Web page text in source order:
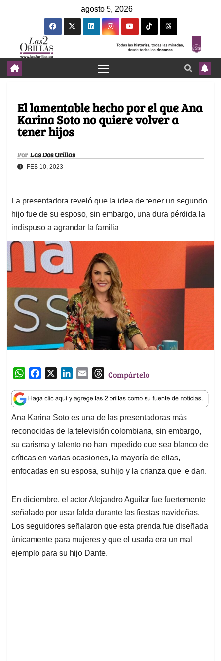
agosto 5, 2026
El lamentable hecho por el que Ana
Karina Soto no quiere volver a
tener hijos
Por Las Dos Orillas
FEB 10, 2023
La presentadora reveló que la idea de tener un segundo
hijo fue de su esposo, sin embargo, una dura pérdida la
indispuso a agrandar la familia
W
a
t
s
A
p
p
c
e
b
o
o
k
n
k
e
d
I
n
a
i
l
T
r
e
a
d
s
Compártelo
Ana Karina Soto es una de las presentadoras más
reconocidas de la televisión colombiana, sin embargo,
su carisma y talento no han impedido que sea blanco de
críticas en varias ocasiones, la mayoría de ellas,
enfocadas en su esposa, su hijo y la crianza que le dan.
En diciembre, el actor Alejandro Aguilar fue fuertemente
señalado por usar falda durante las fiestas navideñas.
Los seguidores señalaron que esta prenda fue diseñada
únicamente para mujeres y que el usarla era un mal
ejemplo para su hijo Dante.